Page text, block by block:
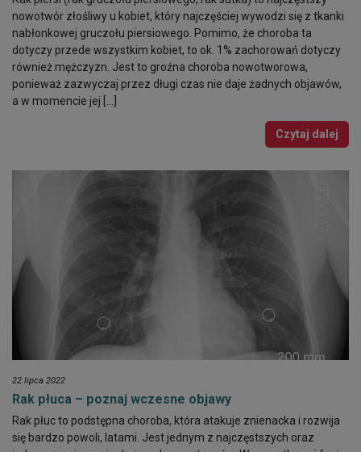
nowotwór złośliwy u kobiet, który najczęściej wywodzi się z tkanki
nabłonkowej gruczołu piersiowego. Pomimo, że choroba ta
dotyczy przede wszystkim kobiet, to ok. 1% zachorowań dotyczy
również mężczyzn. Jest to groźna choroba nowotworowa,
ponieważ zazwyczaj przez długi czas nie daje żadnych objawów,
a w momencie jej […]
Czytaj dalej
22 lipca 2022
Rak płuca – poznaj wczesne objawy
Rak płuc to podstępna choroba, która atakuje znienacka i rozwija
się bardzo powoli, latami. Jest jednym z najczęstszych oraz